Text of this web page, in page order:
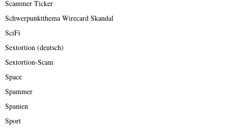
Scammer Ticker
Schwerpunktthema Wirecard Skandal
SciFi
Sextortion (deutsch)
Sextortion-Scam
Space
Spammer
Spanien
Sport